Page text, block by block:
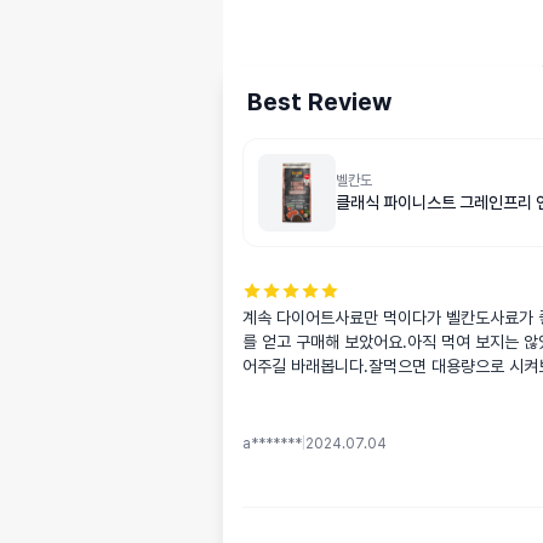
Best Review
벨칸도
클래식 파이니스트 그레인프리
계속 다이어트사료만 먹이다가 벨칸도사료가
를 얻고 구매해 보았어요.아직 먹여 보지는 않
어주길 바래봅니다.잘먹으면 대용량으로 시켜
a******* 2024.07.04